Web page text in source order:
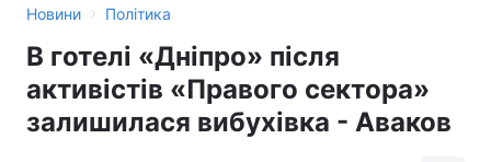
Новини › Політика
В готелі «Дніпро» після
активістів «Правого сектора»
залишилася вибухівка - Аваков